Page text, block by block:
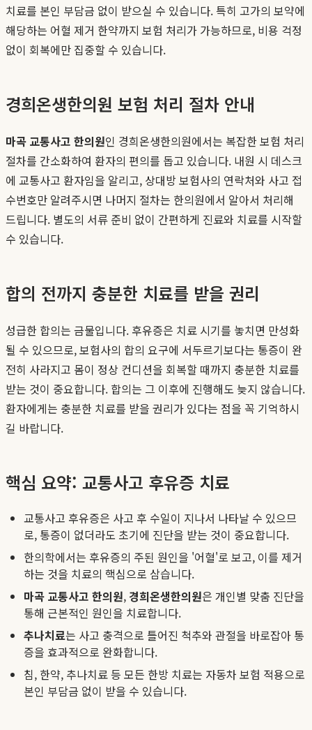
치료를 본인 부담금 없이 받으실 수 있습니다. 특히 고가의 보약에
해당하는 어혈 제거 한약까지 보험 처리가 가능하므로, 비용 걱정
없이 회복에만 집중할 수 있습니다.
경희온생한의원 보험 처리 절차 안내
마곡 교통사고 한의원인 경희온생한의원에서는 복잡한 보험 처리
절차를 간소화하여 환자의 편의를 돕고 있습니다. 내원 시 데스크
에 교통사고 환자임을 알리고, 상대방 보험사의 연락처와 사고 접
수번호만 알려주시면 나머지 절차는 한의원에서 알아서 처리해
드립니다. 별도의 서류 준비 없이 간편하게 진료와 치료를 시작할
수 있습니다.
합의 전까지 충분한 치료를 받을 권리
성급한 합의는 금물입니다. 후유증은 치료 시기를 놓치면 만성화
될 수 있으므로, 보험사의 합의 요구에 서두르기보다는 통증이 완
전히 사라지고 몸이 정상 컨디션을 회복할 때까지 충분한 치료를
받는 것이 중요합니다. 합의는 그 이후에 진행해도 늦지 않습니다.
환자에게는 충분한 치료를 받을 권리가 있다는 점을 꼭 기억하시
길 바랍니다.
핵심 요약: 교통사고 후유증 치료
교통사고 후유증은 사고 후 수일이 지나서 나타날 수 있으므
로, 통증이 없더라도 초기에 진단을 받는 것이 중요합니다.
한의학에서는 후유증의 주된 원인을 '어혈'로 보고, 이를 제거
하는 것을 치료의 핵심으로 삼습니다.
마곡 교통사고 한의원, 경희온생한의원은 개인별 맞춤 진단을
통해 근본적인 원인을 치료합니다.
추나치료는 사고 충격으로 틀어진 척추와 관절을 바로잡아 통
증을 효과적으로 완화합니다.
침, 한약, 추나치료 등 모든 한방 치료는 자동차 보험 적용으로
본인 부담금 없이 받을 수 있습니다.